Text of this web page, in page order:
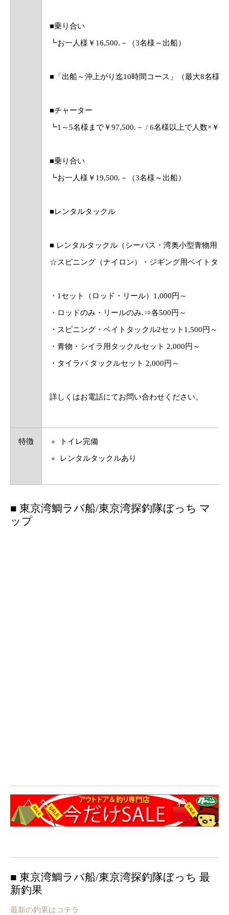
■乗り合い
┗お一人様￥16,500.－（3名様～出船）
■「出船～沖上がり迄10時間コース」（最大8名様ま
■チャーター
┗1～5名様まで￥97,500.－ / 6名様以上で人数×￥
■乗り合い
┗お一人様￥19,500.－（3名様～出船）
■レンタルタックル
■ レンタルタックル（シーバス・湾奥小型青物用）
☆スピニング（ナイロン）・ジギング用ベイトタッ
・1セット（ロッド・リール）1,000円～
・ロッドのみ・リールのみ.⇒各500円～
・スピニング・ベイトタックル2セット1,500円～
・青物・シイラ用タックルセット 2,000円～
・タイラバ タックルセット 2,000円～
詳しくはお電話にてお問い合わせください。
特徴 トイレ完備
レンタルタックルあり
■ 東京湾鯛ラバ船/東京湾探釣隊ぼっち マ
ップ
■ 東京湾鯛ラバ船/東京湾探釣隊ぼっち 最
新釣果
最新の釣果はコチラ